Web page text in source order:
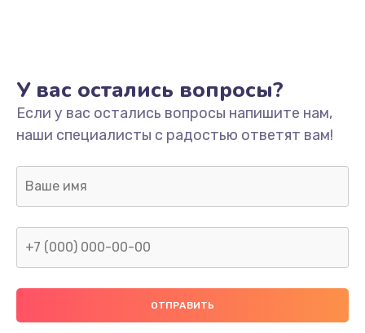
У вас остались вопросы?
Если у вас остались вопросы напишите нам,
наши специалисты с радостью ответят вам!